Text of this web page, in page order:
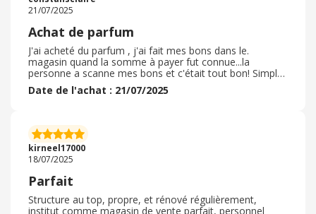
n'avons compris que nous pouvions venir retirer le
produit que lorsque nous avons reçu l'enquête de
satisfaction du livreur, le lendemain. Donc un jour de
perdu pour nous. Rien de rédhibitoire, mais c'est quand
même dommage.
21/07/2025
Achat de parfum
J'ai acheté du parfum , j'ai fait mes bons dans le.
magasin quand la somme à payer fut connue...la
personne a scanne mes bons et c'était tout bon! Simple
et rapide comme manipulation ! Et en plus ça baissé la
facture! Ça redonne envie de se faire plaisir et d'aller en
de ne pas sortir tout le même mois! C'est comme une
épargne pour se faire plaisir ! Piur les jeunes qui ont
l'habitude de vivre avec internet c'est à conseiller.
Date de l'achat : 21/07/2025
kirneel17000
18/07/2025
Parfait
Structure au top, propre, et rénové régulièrement,
institut comme magasin de vente parfait, personnel